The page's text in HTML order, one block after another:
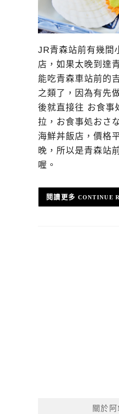
JR青森站前有幾間
店，如果太晚到達
能吃青森車站前的
之類了，因為有先
後就直接往 お食事
拉，お食事処おさ
海鮮丼飯店，價格
晚，所以是青森站
喔。
CONTINUE
關於